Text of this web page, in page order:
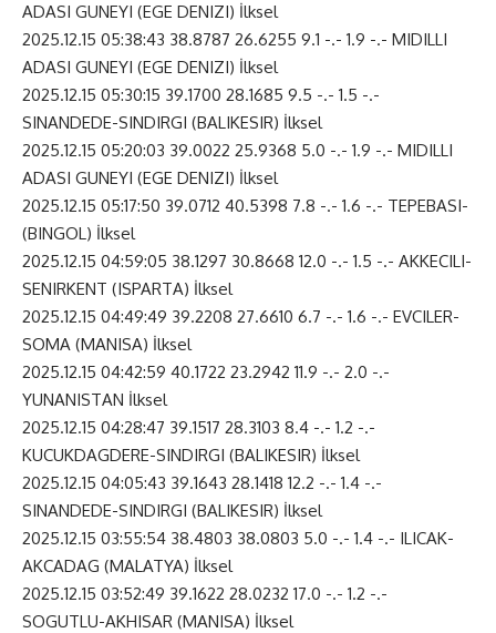
ADASI GUNEYI (EGE DENIZI) İlksel
2025.12.15 05:38:43 38.8787 26.6255 9.1 -.- 1.9 -.- MIDILLI
ADASI GUNEYI (EGE DENIZI) İlksel
2025.12.15 05:30:15 39.1700 28.1685 9.5 -.- 1.5 -.-
SINANDEDE-SINDIRGI (BALIKESIR) İlksel
2025.12.15 05:20:03 39.0022 25.9368 5.0 -.- 1.9 -.- MIDILLI
ADASI GUNEYI (EGE DENIZI) İlksel
2025.12.15 05:17:50 39.0712 40.5398 7.8 -.- 1.6 -.- TEPEBASI-
(BINGOL) İlksel
2025.12.15 04:59:05 38.1297 30.8668 12.0 -.- 1.5 -.- AKKECILI-
SENIRKENT (ISPARTA) İlksel
2025.12.15 04:49:49 39.2208 27.6610 6.7 -.- 1.6 -.- EVCILER-
SOMA (MANISA) İlksel
2025.12.15 04:42:59 40.1722 23.2942 11.9 -.- 2.0 -.-
YUNANISTAN İlksel
2025.12.15 04:28:47 39.1517 28.3103 8.4 -.- 1.2 -.-
KUCUKDAGDERE-SINDIRGI (BALIKESIR) İlksel
2025.12.15 04:05:43 39.1643 28.1418 12.2 -.- 1.4 -.-
SINANDEDE-SINDIRGI (BALIKESIR) İlksel
2025.12.15 03:55:54 38.4803 38.0803 5.0 -.- 1.4 -.- ILICAK-
AKCADAG (MALATYA) İlksel
2025.12.15 03:52:49 39.1622 28.0232 17.0 -.- 1.2 -.-
SOGUTLU-AKHISAR (MANISA) İlksel